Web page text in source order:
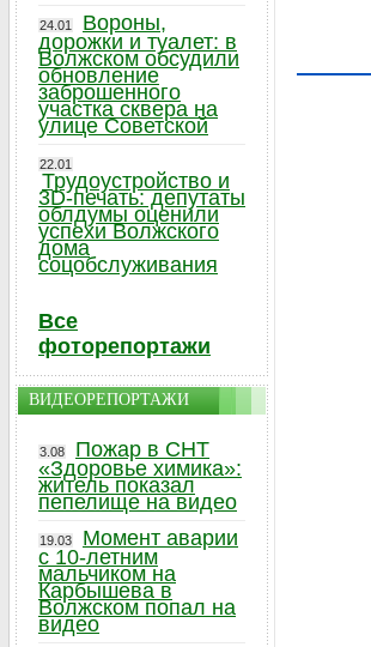
24.01
Вороны,
дорожки и туалет: в
Волжском обсудили
обновление
заброшенного
участка сквера на
улице Советской
22.01
Трудоустройство и
3D-печать: депутаты
облдумы оценили
успехи Волжского
дома
соцобслуживания
Все
фоторепортажи
ВИДЕОРЕПОРТАЖИ
3.08
Пожар в СНТ
«Здоровье химика»:
житель показал
пепелище на видео
19.03
Момент аварии
с 10-летним
мальчиком на
Карбышева в
Волжском попал на
видео